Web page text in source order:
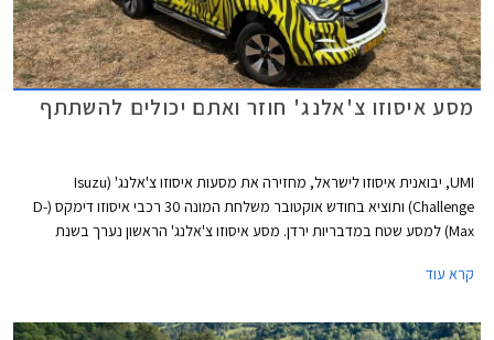
מסע איסוזו צ'אלנג' חוזר ואתם יכולים להשתתף
UMI, יבואנית איסוזו לישראל, מחזירה את מסעות איסוזו צ'אלנג' (Isuzu
Challenge) ותוציא בחודש אוקטובר משלחת המונה 30 רכבי איסוזו דימקס (D-
Max) למסע שטח במדבריות ירדן. מסע איסוזו צ'אלנג' הראשון נערך בשנת
להימילאיה, לוייאטנם וללאוס, בכולם נעשה שימוש ברכבי איסוזו מדגמי העבר
קרא עוד